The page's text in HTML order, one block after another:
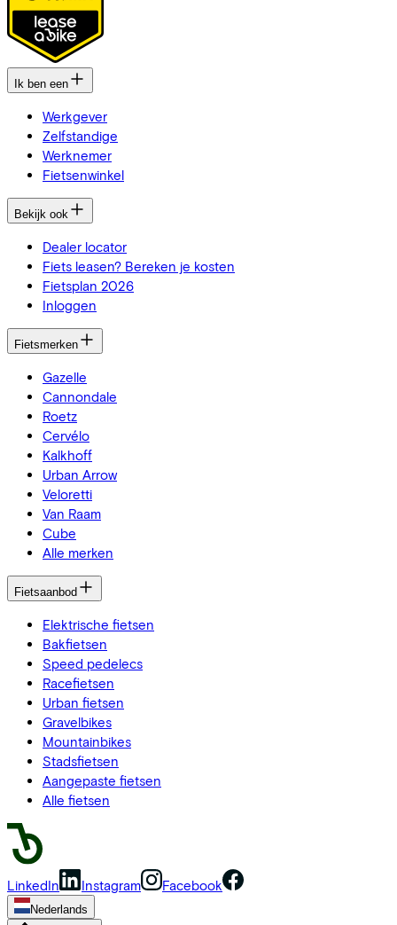
Ik ben een
Werkgever
Zelfstandige
Werknemer
Fietsenwinkel
Bekijk ook
Dealer locator
Fiets leasen? Bereken je kosten
Fietsplan 2026
Inloggen
Fietsmerken
Gazelle
Cannondale
Roetz
Cervélo
Kalkhoff
Urban Arrow
Veloretti
Van Raam
Cube
Alle merken
Fietsaanbod
Elektrische fietsen
Bakfietsen
Speed pedelecs
Racefietsen
Urban fietsen
Gravelbikes
Mountainbikes
Stadsfietsen
Aangepaste fietsen
Alle fietsen
LinkedIn Instagram Facebook
Nederlands